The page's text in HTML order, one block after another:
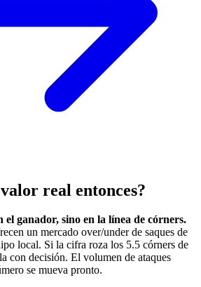
real entonces?
el ganador, sino en la línea de córners.
un mercado over/under de saques de
local. Si la cifra roza los 5.5 córners de
con decisión. El volumen de ataques
se mueva pronto.